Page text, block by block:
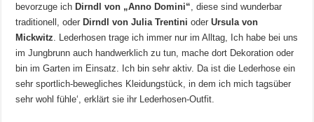
bevorzuge ich Dirndl von „Anno Domini“ , diese sind wunderbar
traditionell, oder Dirndl von Julia Trentini oderUrsula von
Mickwitz . Lederhosen trage ich immer nur im Alltag, Ich habe bei uns
im Jungbrunn auch handwerklich zu tun, mache dort Dekoration oder
bin im Garten im Einsatz. Ich bin sehr aktiv. Da ist die Lederhose ein
sehr sportlich-bewegliches Kleidungstück, in dem ich mich tagsüber
sehr wohl fühle‘, erklärt sie ihr Lederhosen-Outfit.